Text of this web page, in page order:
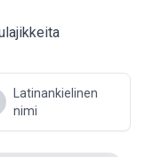
Latinankielinen
nimi